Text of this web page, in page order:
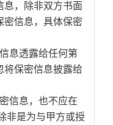
息，除非双方书面
密信息，具体保密
息透露给任何第
将保密信息披露给
信息，也不应在
非是为与甲方或授